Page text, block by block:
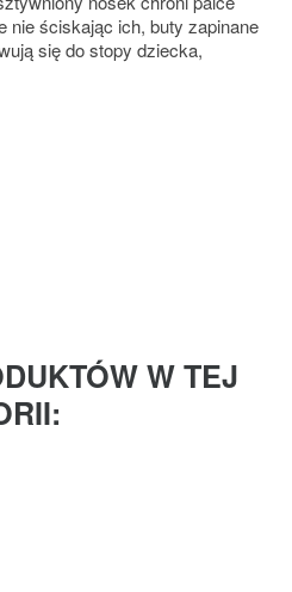
nie ściskając ich, buty zapinane
się do stopy dziecka,
W TEJ